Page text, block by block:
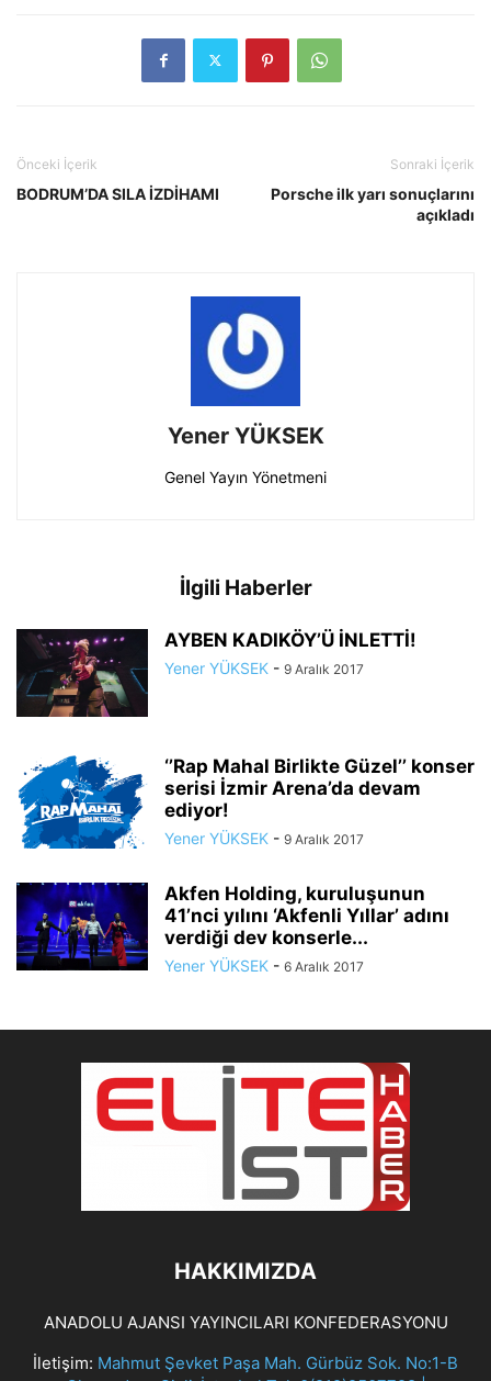
Önceki İçerik
BODRUM’DA SILA İZDİHAMI
Sonraki İçerik
Porsche ilk yarı sonuçlarını
açıkladı
Yener YÜKSEK
Genel Yayın Yönetmeni
İlgili Haberler
AYBEN KADIKÖY’Ü İNLETTİ!
Yener YÜKSEK - 9 Aralık 2017
‘’Rap Mahal Birlikte Güzel’’ konser
serisi İzmir Arena’da devam
ediyor!
Yener YÜKSEK - 9 Aralık 2017
​Akfen Holding, kuruluşunun
41’nci yılını ‘Akfenli Yıllar’ adını
verdiği dev konserle...
Yener YÜKSEK - 6 Aralık 2017
HAKKIMIZDA
ANADOLU AJANSI YAYINCILARI KONFEDERASYONU
İletişim: Mahmut Şevket Paşa Mah. Gürbüz Sok. No:1-B